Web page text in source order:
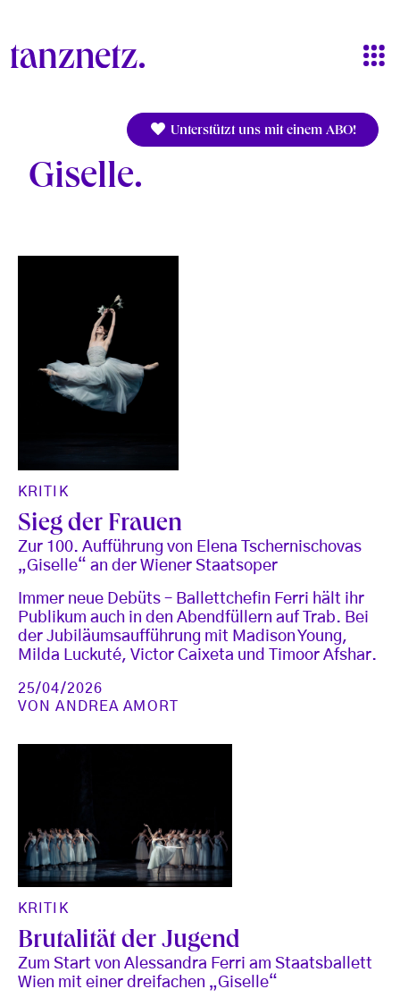
Unterstützt uns mit einem ABO!
Giselle
KRITIK
Sieg der Frauen
Zur 100. Aufführung von Elena Tschernischovas
„Giselle“ an der Wiener Staatsoper
Immer neue Debüts – Ballettchefin Ferri hält ihr
Publikum auch in den Abendfüllern auf Trab. Bei
der Jubiläumsaufführung mit Madison Young,
Milda Luckuté, Victor Caixeta und Timoor Afshar.
25/04/2026
VONANDREA AMORT
KRITIK
Brutalität der Jugend
Zum Start von Alessandra Ferri am Staatsballett
Wien mit einer dreifachen „Giselle“